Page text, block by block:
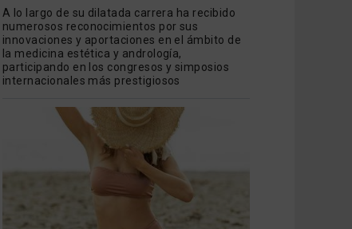
A lo largo de su dilatada carrera ha recibido
numerosos reconocimientos por sus
innovaciones y aportaciones en el ámbito de
la medicina estética y andrología,
participando en los congresos y simposios
internacionales más prestigiosos